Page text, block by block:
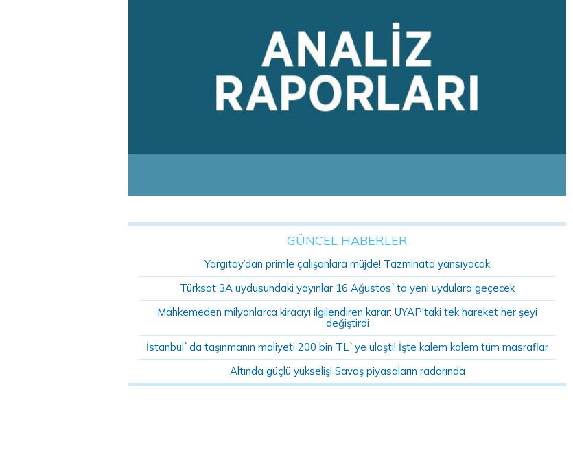
GÜNCEL HABERLER
Yargıtay’dan primle çalışanlara müjde! Tazminata yansıyacak
Türksat 3A uydusundaki yayınlar 16 Ağustos`ta yeni uydulara geçecek
Mahkemeden milyonlarca kiracıyı ilgilendiren karar: UYAP’taki tek hareket her şeyi
değiştirdi
İstanbul`da taşınmanın maliyeti 200 bin TL`ye ulaştı! İşte kalem kalem tüm masraflar
Altında güçlü yükseliş! Savaş piyasaların radarında